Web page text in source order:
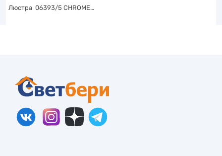
Люстра 06393/5 CHROME…